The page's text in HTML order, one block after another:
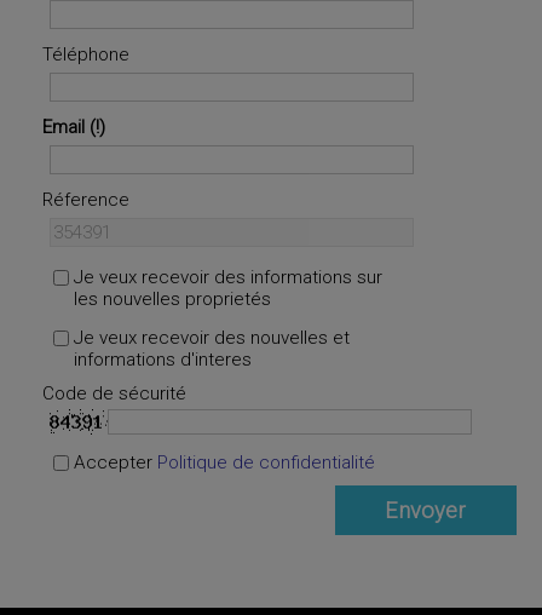
Téléphone
Email
Réference
Je veux recevoir des informations sur
les nouvelles proprietés
Je veux recevoir des nouvelles et
informations d'interes
Code de sécurité
Accepter Politique de confidentialité